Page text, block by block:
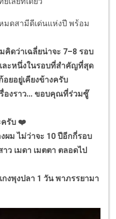
มดสามีดีเด่นแห่งปี พร้อม
คิดว่าเฉลี่ยน่าจะ 7–8 รอบ
ละหนึ่งในรอบที่สำคัญที่สุด
ยอยู่เคียงข้างครับ
งราว... ขอบคุณที่ร่วมซู๊
ครับ ❤️
ม ไม่ว่าจะ 10 ปีอีกกี่รอบ
ว เมดา เมตตา ตลอดไป
งพุงปลา 1 วัน พาภรรยามา